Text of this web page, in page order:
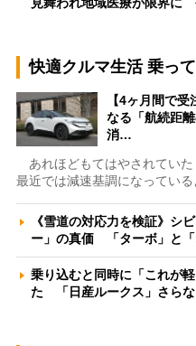
快適クルマ生活 乗っ
【4ヶ月間で
なる「航続距
消…
あれほどもてはやされていた
最近では減速基調になってい
《雪道の対応力を検証》シ
ー」の真価 「ターボ」と
乗り込むと同時に「これが
た 「日産ルークス」さら